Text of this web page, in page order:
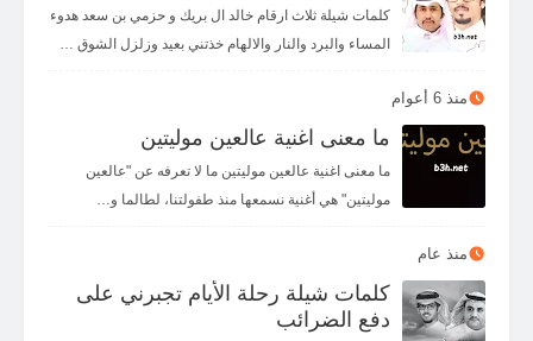
كلمات شيلة ثلاث ارقام خالد ال بريك و حزمي بن سعد هدوء
المساء والبرد والنار والالهام خذتني بعيد وزلزل الشوق …
منذ 6 أعوام
ما معنى اغنية عالعين موليتين
ما معنى اغنية عالعين موليتين ما لا تعرفه عن "عالعين
موليتين" هي أغنية نسمعها منذ طفولتنا، لطالما و…
منذ عام
كلمات شيلة رحلة الأيام تجبرني على
دفع الضرائب